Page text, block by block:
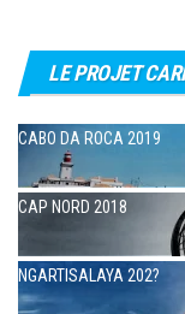
LE PROJET
CABO DA ROCA 2019
CAP NORD 2018
NGARTISALAYA 202?